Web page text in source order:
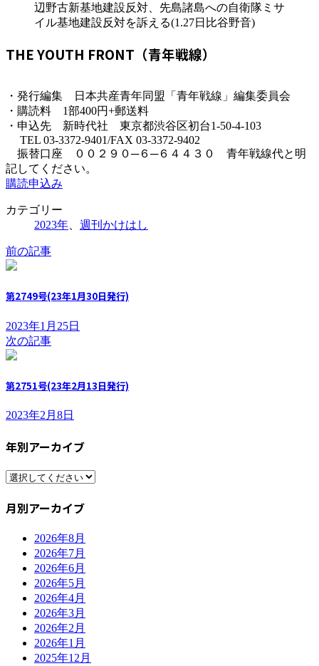
辺野古新基地建設反対、先島諸島への自衛隊ミサ
イル基地建設反対を訴える(1.27日比谷野音)
THE YOUTH FRONT（青年戦線）
・発行編集 日本共産青年同盟「青年戦線」編集委員会
・購読料 1部400円+郵送料
・申込先 新時代社 東京都渋谷区初台1-50-4-103
TEL 03-3372-9401/FAX 03-3372-9402
振替口座 ００２９０─６─６４４３０ 青年戦線代と明
記してください。
購読申込み
カテゴリー
2023年
週刊かけはし
前の記事
第2749号(23年1月30日発行)
2023年1月25日
次の記事
第2751号(23年2月13日発行)
2023年2月8日
年別アーカイブ
月別アーカイブ
2026年8月
2026年7月
2026年6月
2026年5月
2026年4月
2026年3月
2026年2月
2026年1月
2025年12月